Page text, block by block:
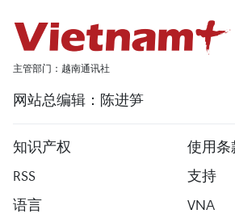
主管部门：越南通讯社
网站总编辑：陈进笋
知识产权
使用条
RSS
支持
语言
VNA